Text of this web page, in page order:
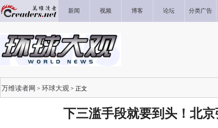
新闻 视频 博客 论坛 分类广告
万维读者网 > 环球大观 > 正文
下三滥手段就要到头！北